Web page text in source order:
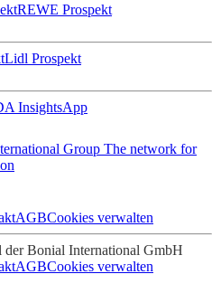
REWE Prospekt
Lidl Prospekt
InsightsApp
Group The network for
AGBCookies verwalten
Bonial International GmbH
AGBCookies verwalten